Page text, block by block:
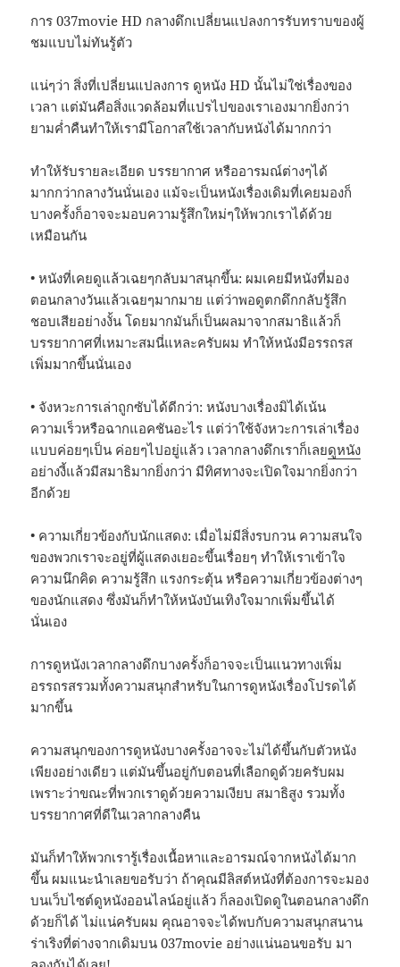
การ 037movie HD กลางดึกเปลี่ยนแปลงการรับทราบของผู้
ชมแบบไม่ทันรู้ตัว
แน่ๆว่า สิ่งที่เปลี่ยนแปลงการ ดูหนัง HD นั้นไม่ใช่เรื่องของ
เวลา แต่มันคือสิ่งแวดล้อมที่แปรไปของเราเองมากยิ่งกว่า
ยามค่ำคืนทำให้เรามีโอกาสใช้เวลากับหนังได้มากกว่า
ทำให้รับรายละเอียด บรรยากาศ หรืออารมณ์ต่างๆได้
มากกว่ากลางวันนั่นเอง แม้จะเป็นหนังเรื่องเดิมที่เคยมองก็
บางครั้งก็อาจจะมอบความรู้สึกใหม่ๆให้พวกเราได้ด้วย
เหมือนกัน
• หนังที่เคยดูแล้วเฉยๆกลับมาสนุกขึ้น: ผมเคยมีหนังที่มอง
ตอนกลางวันแล้วเฉยๆมากมาย แต่ว่าพอดูตกดึกกลับรู้สึก
ชอบเสียอย่างงั้น โดยมากมันก็เป็นผลมาจากสมาธิแล้วก็
บรรยากาศที่เหมาะสมนี่แหละครับผม ทำให้หนังมีอรรถรส
เพิ่มมากขึ้นนั่นเอง
• จังหวะการเล่าถูกซับได้ดีกว่า: หนังบางเรื่องมิได้เน้น
ความเร็วหรือฉากแอคชันอะไร แต่ว่าใช้จังหวะการเล่าเรื่อง
แบบค่อยๆเป็น ค่อยๆไปอยู่แล้ว เวลากลางดึกเราก็เลยดูหนัง
อย่างงี้แล้วมีสมาธิมากยิ่งกว่า มีทิศทางจะเปิดใจมากยิ่งกว่า
อีกด้วย
• ความเกี่ยวข้องกับนักแสดง: เมื่อไม่มีสิ่งรบกวน ความสนใจ
ของพวกเราจะอยู่ที่ผู้แสดงเยอะขึ้นเรื่อยๆ ทำให้เราเข้าใจ
ความนึกคิด ความรู้สึก แรงกระตุ้น หรือความเกี่ยวข้องต่างๆ
ของนักแสดง ซึ่งมันก็ทำให้หนังบันเทิงใจมากเพิ่มขึ้นได้
นั่นเอง
การดูหนังเวลากลางดึกบางครั้งก็อาจจะเป็นแนวทางเพิ่ม
อรรถรสรวมทั้งความสนุกสำหรับในการดูหนังเรื่องโปรดได้
มากขึ้น
ความสนุกของการดูหนังบางครั้งอาจจะไม่ได้ขึ้นกับตัวหนัง
เพียงอย่างเดียว แต่มันขึ้นอยู่กับตอนที่เลือกดูด้วยครับผม
เพราะว่าขณะที่พวกเราดูด้วยความเงียบ สมาธิสูง รวมทั้ง
บรรยากาศที่ดีในเวลากลางคืน
มันก็ทำให้พวกเรารู้เรื่องเนื้อหาและอารมณ์จากหนังได้มาก
ขึ้น ผมแนะนำเลยขอรับว่า ถ้าคุณมีลิสต์หนังที่ต้องการจะมอง
บนเว็บไซต์ดูหนังออนไลน์อยู่แล้ว ก็ลองเปิดดูในตอนกลางดึก
ด้วยก็ได้ ไม่แน่ครับผม คุณอาจจะได้พบกับความสนุกสนาน
ร่าเริงที่ต่างจากเดิมบน 037movie อย่างแน่นอนขอรับ มา